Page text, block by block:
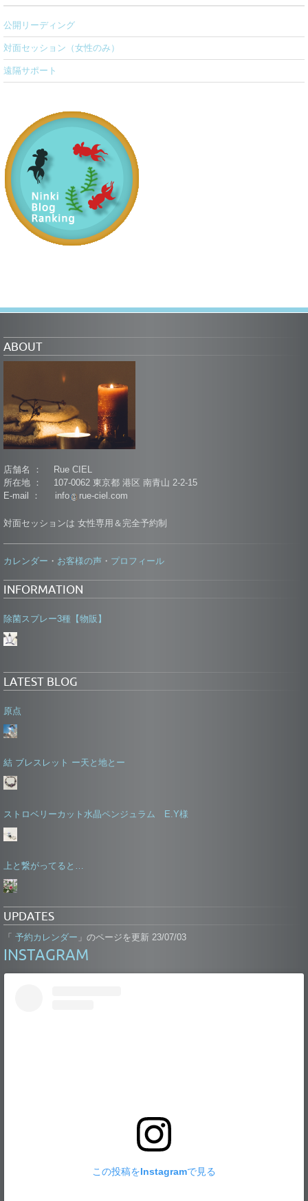
公開リーディング
対面セッション（女性のみ）
遠隔サポート
ABOUT
店舗名 ： Rue CIEL
所在地 ： 107-0062 東京都 港区 南青山 2-2-15
E-mail ： info
rue-ciel.com
対面セッションは 女性専用＆完全予約制
カレンダー ・ お客様の声 ・ プロフィール
INFORMATION
除菌スプレー3種【物販】
LATEST BLOG
原点
結 ブレスレット ー天と地とー
ストロベリーカット水晶ペンジュラム E.Y様
上と繋がってると…
UPDATES
「 予約カレンダー 」のページを更新 23/07/03
INSTAGRAM
この投稿をInstagramで見る